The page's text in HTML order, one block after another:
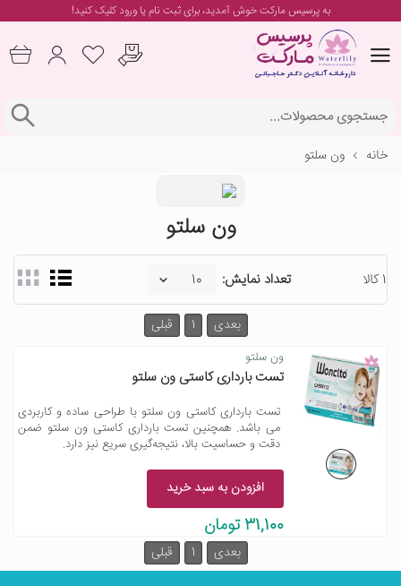
به پرسیس مارکت خوش آمدید، برایثبت نام یا ورودکلیک کنید!
خانه ون سلتو
ون سلتو
1 کالا تعداد نمایش:
قبلی 1 بعدی
ون سلتو
تست بارداری کاستی ون سلتو
تست بارداری کاستی ون سلتو با طراحی ساده و کاربردی
می باشد. همچنین تست بارداری کاستی ون سلتو ضمن
دقت و حساسیت بالا، نتیجه‌گیری سریع نیز دارد.
افزودن به سبد خرید
31,100 تومان
قبلی 1 بعدی